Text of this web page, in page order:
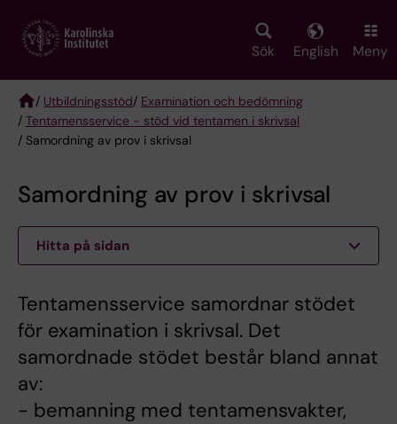
main
Sök English Meny
Breadcrumb
/ Utbildningsstöd/ Examination och bedömning
/ Tentamensservice - stöd vid tentamen i skrivsal
/ Samordning av prov i skrivsal
Samordning av prov i skrivsal
Hitta på sidan
Tentamensservice samordnar stödet
för examination i skrivsal. Det
samordnade stödet består bland annat
av:
- bemanning med tentamensvakter,